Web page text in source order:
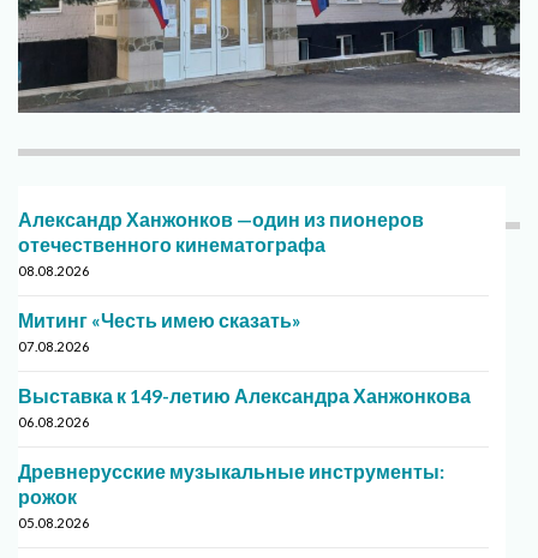
Александр Ханжонков —один из пионеров
отечественного кинематографа
08.08.2026
Митинг «Честь имею сказать»
07.08.2026
Выставка к 149-летию Александра Ханжонкова
06.08.2026
Древнерусские музыкальные инструменты:
рожок
05.08.2026